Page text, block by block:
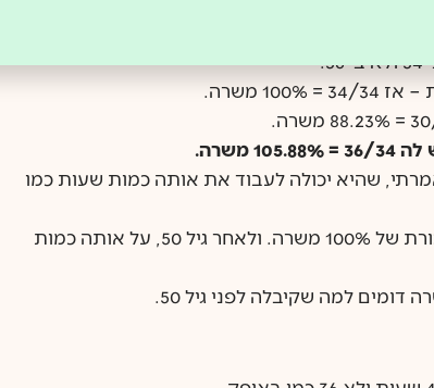
שהיא יכולה לעבוד את אותה כמות שעות כמו
לפני גיל 50, על אותה כמות שעות, היתה לה משכורת של 100% משרה. ולאחר גיל 50, על אותה כמות
למה שקיבלה לפני גיל 50.